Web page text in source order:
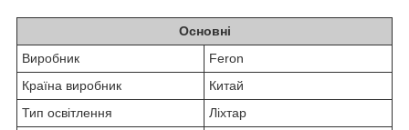
Основні
Виробник
Feron
Країна виробник
Китай
Тип освітлення
Ліхтар